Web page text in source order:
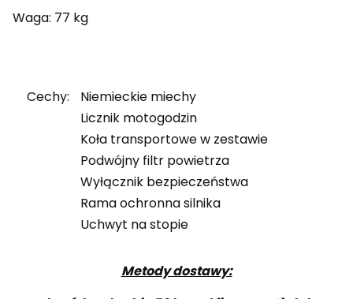
Waga: 77 kg
Cechy:
Niemieckie miechy
Licznik motogodzin
Koła transportowe w zestawie
Podwójny filtr powietrza
Wyłącznik bezpieczeństwa
Rama ochronna silnika
Uchwyt na stopie
Metody dostawy: